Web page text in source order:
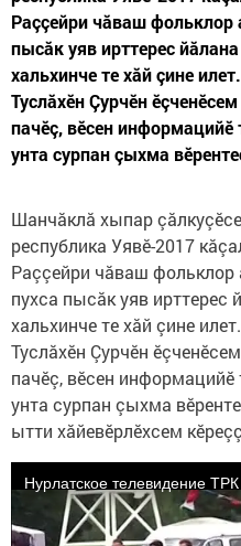
Раççейри чăваш фольклор
пысăк уяв ирттерес
хальхинче те хăй çине
Туслăхӗн Çурчӗн
пачӗç, вӗсен информацийӗ
унта сурпан çыхма
Шанчăклă хыпар
республика Уявӗ-2017
Раççейри чăваш фольклор
пухса пысăк уяв
хальхинче те хăй çине
Туслăхӗн Çурчӗн
пачӗç, вӗсен информацийӗ
унта сурпан çыхма
ытти хăйевӗрлӗхсем